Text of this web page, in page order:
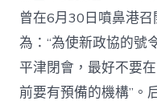
曾在6月30日噴鼻港
為：“為使新政協的號
平津閉會，最好不要
前要有預備的機構”。